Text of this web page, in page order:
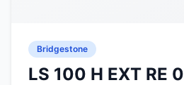
Bridgestone
LS 100 H EXT RE 0